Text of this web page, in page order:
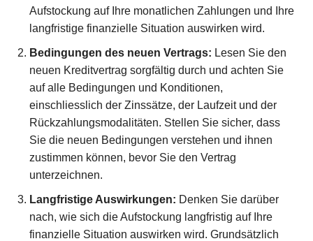
Aufstockung auf Ihre monatlichen Zahlungen und Ihre
langfristige finanzielle Situation auswirken wird.
Bedingungen des neuen Vertrags: Lesen Sie den
neuen Kreditvertrag sorgfältig durch und achten Sie
auf alle Bedingungen und Konditionen,
einschliesslich der Zinssätze, der Laufzeit und der
Rückzahlungsmodalitäten. Stellen Sie sicher, dass
Sie die neuen Bedingungen verstehen und ihnen
zustimmen können, bevor Sie den Vertrag
unterzeichnen.
Langfristige Auswirkungen: Denken Sie darüber
nach, wie sich die Aufstockung langfristig auf Ihre
finanzielle Situation auswirken wird. Grundsätzlich